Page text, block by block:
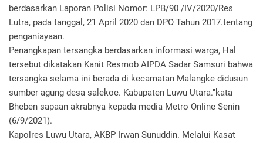
berdasarkan Laporan Polisi Nomor: LPB/90 /IV/2020/Res
Lutra, pada tanggal, 21 April 2020 dan DPO Tahun 2017.tentang
penganiayaan.
Penangkapan tersangka berdasarkan informasi warga, Hal
tersebut dikatakan Kanit Resmob AIPDA Sadar Samsuri bahwa
tersangka selama ini berada di kecamatan Malangke didusun
sumber agung desa salekoe. Kabupaten Luwu Utara."kata
Bheben sapaan akrabnya kepada media Metro Online Senin
(6/9/2021).
Kapolres Luwu Utara, AKBP Irwan Sunuddin. Melalui Kasat